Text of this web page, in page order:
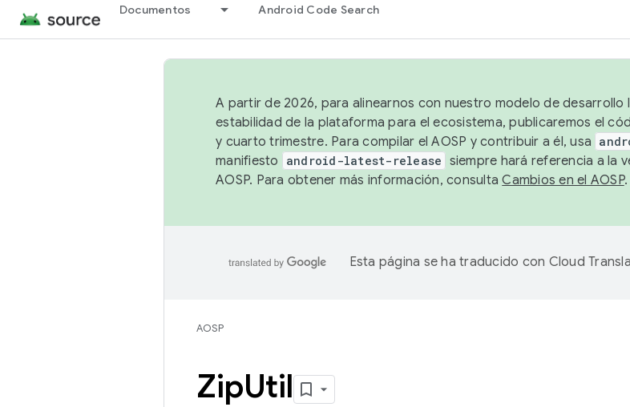
Documentos Android Code Search
A partir de 2026, para alinearnos con nuestro modelo de desarrollo
estabilidad de la plataforma para el ecosistema, publicaremos el
y cuarto trimestre. Para compilar el AOSP y contribuir a él, usa
manifiesto
android-latest-release siempre hará referencia a la
AOSP. Para obtener más información, consultaCambios en el AOSP.
Esta página se ha traducido con Cloud
AOSP
ZipUtil